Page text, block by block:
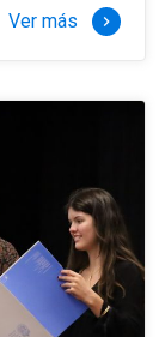
Ver más keyboard_arrow_right